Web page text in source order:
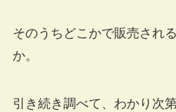
そのうちどこかで販売され
か。
引き続き調べて、わかり次